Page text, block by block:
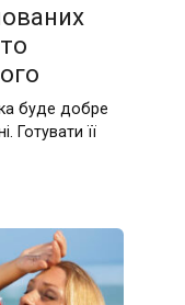
буде добре
Готувати її